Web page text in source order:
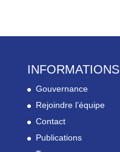
INFORMATIONS
Gouvernance
Rejoindre l’équipe
Contact
Publications